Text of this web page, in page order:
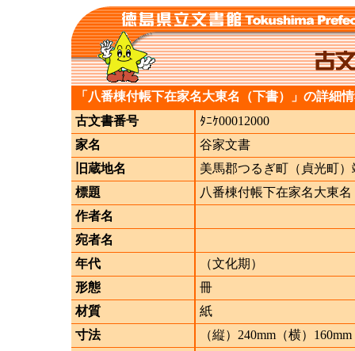
「八番棟付帳下在家名大東名（下書）」の詳細
古文書番号
ﾀﾆｹ00012000
家名
谷家文書
旧蔵地名
美馬郡つるぎ町（貞光町）
標題
八番棟付帳下在家名大東
作者名
宛者名
年代
（文化期）
形態
冊
材質
紙
寸法
（縦）240mm（横）160mm